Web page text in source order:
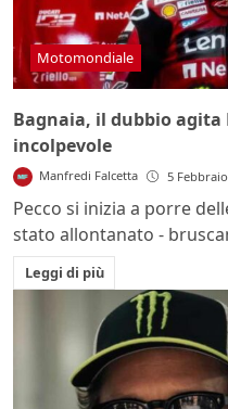
Motomondiale
Bagnaia, il dubbio agita
incolpevole
Manfredi Falcetta 5
Pecco si inizia a porre
stato allontanato -
Leggi di più